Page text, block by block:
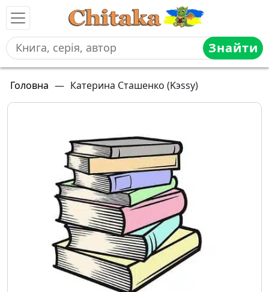
Знайти
Головна — Катерина Сташенко (Kэssy)